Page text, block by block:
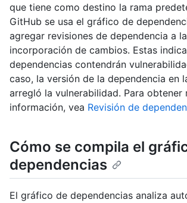
que tiene como destino la rama
GitHub se usa el gráfico de
agregar revisiones de dependencia a
incorporación de cambios. Estas
dependencias contendrán
caso, la versión de la dependencia en
arregló la vulnerabilidad. Para obtener
información, vea Revisión de
Cómo se compila el
dependencias
El gráfico de dependencias analiza